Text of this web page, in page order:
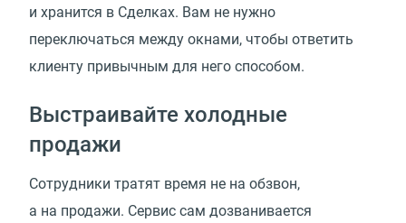
и хранится в Сделках. Вам не нужно
переключаться между окнами, чтобы ответить
клиенту привычным для него способом.
Выстраивайте холодные
продажи
Сотрудники тратят время не на обзвон,
а на продажи. Сервис сам дозванивается